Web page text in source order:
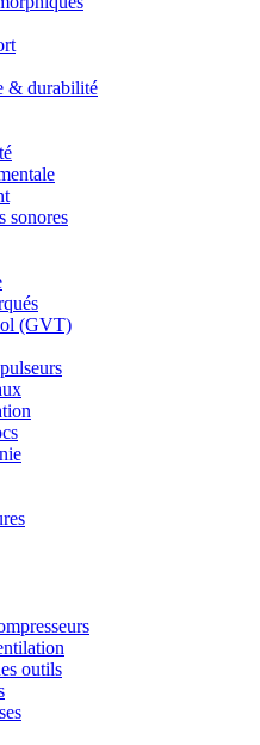
& durabilité
sonores
(GVT)
outils